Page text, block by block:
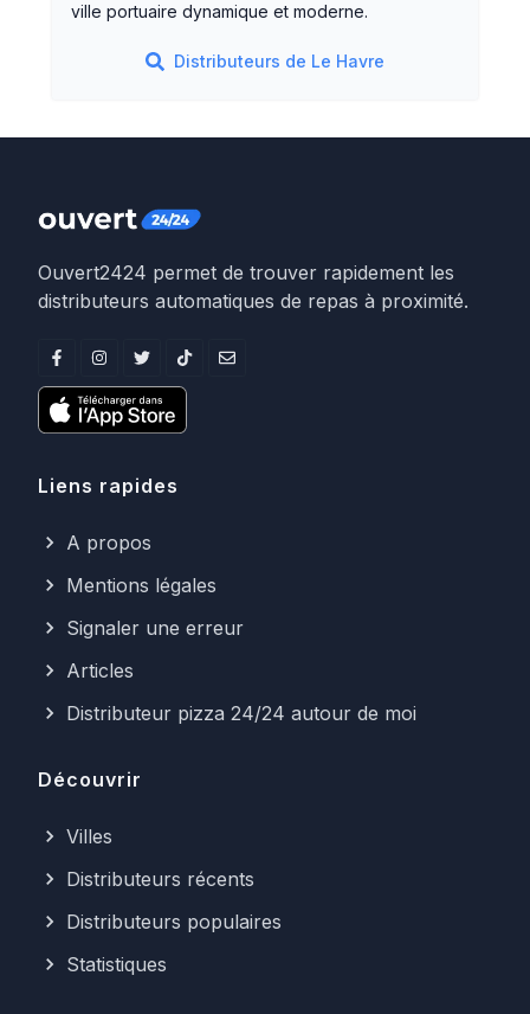
ville portuaire dynamique et moderne.
Distributeurs de Le Havre
Ouvert2424 permet de trouver rapidement les
distributeurs automatiques de repas à proximité.
Liens rapides
A propos
Mentions légales
Signaler une erreur
Articles
Distributeur pizza 24/24 autour de moi
Découvrir
Villes
Distributeurs récents
Distributeurs populaires
Statistiques